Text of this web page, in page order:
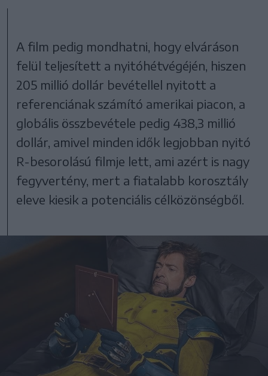
A film pedig mondhatni, hogy elváráson
felül teljesített a nyitóhétvégéjén, hiszen
205 millió dollár bevétellel nyitott a
referenciának számító amerikai piacon, a
globális összbevétele pedig 438,3 millió
dollár, amivel minden idők legjobban nyitó
R-besorolású filmje lett, ami azért is nagy
fegyvertény, mert a fiatalabb korosztály
eleve kiesik a potenciális célközönségből.